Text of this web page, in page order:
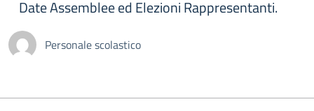
Date Assemblee ed Elezioni Rappresentanti.
Personale scolastico